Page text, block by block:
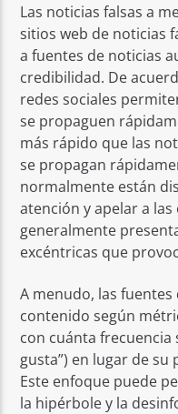
Las noticias falsas a
sitios web de noticias
a fuentes de noticias
credibilidad. De
redes sociales
se propaguen
más rápido que las
se propagan
normalmente están
atención y apelar a
generalmente
excéntricas que
A menudo, las
contenido según
con cuánta frecuencia
gusta”) en lugar de su
Este enfoque puede
la hipérbole y la